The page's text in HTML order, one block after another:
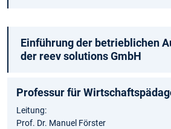
Einführung der betrieblichen
der reev solutions GmbH
Professur für
Leitung:
Prof. Dr. Manuel Förster